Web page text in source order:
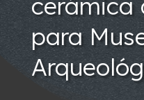
para